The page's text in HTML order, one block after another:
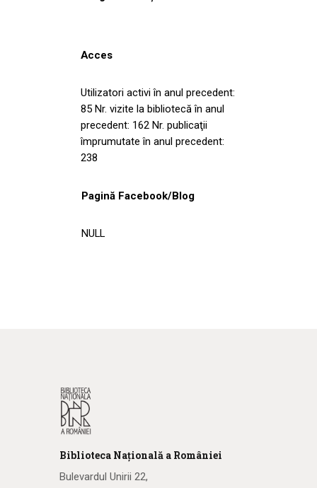
Acces
Utilizatori activi în anul precedent:
85 Nr. vizite la bibliotecă în anul
precedent: 162 Nr. publicaţii
împrumutate în anul precedent:
238
Pagină Facebook/Blog
NULL
Biblioteca Națională a României
Bulevardul Unirii 22,